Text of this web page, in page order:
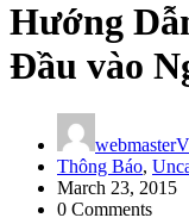
Hướng
Đầu vào
Thông Báo,
March 23, 2015
0 Comments